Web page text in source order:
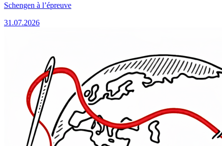
Schengen à l’épreuve
31.07.2026